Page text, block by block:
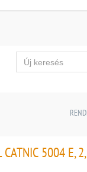
CATNIC 5004